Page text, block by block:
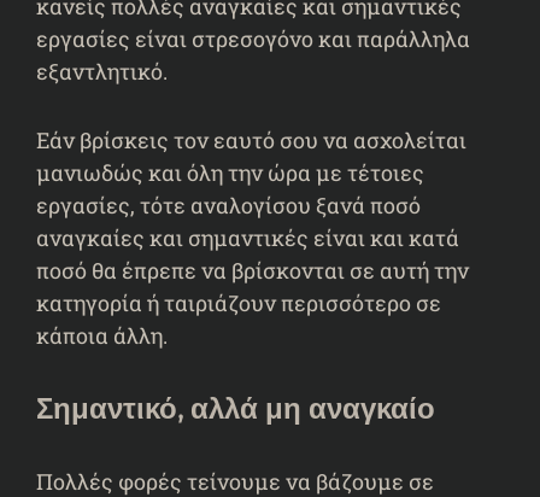
κανείς πολλές αναγκαίες και σημαντικές
εργασίες είναι στρεσογόνο και παράλληλα
εξαντλητικό.
Εάν βρίσκεις τον εαυτό σου να ασχολείται
μανιωδώς και όλη την ώρα με τέτοιες
εργασίες, τότε αναλογίσου ξανά ποσό
αναγκαίες και σημαντικές είναι και κατά
ποσό θα έπρεπε να βρίσκονται σε αυτή την
κατηγορία ή ταιριάζουν περισσότερο σε
κάποια άλλη.
Σημαντικό, αλλά μη αναγκαίο
Πολλές φορές τείνουμε να βάζουμε σε